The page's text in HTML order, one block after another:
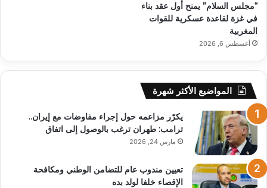
“مجلس السلام” يمنح أول عقد بناء
في غزة لقاعدة عسكرية للقوات
المغربية
أغسطس 6, 2026
المواضيع الأكثر شهرة
يكرّر مزاعمه حول إجراء مفاوضات مع إيران..
ترامب: طهران ترغب بالوصول إلى اتفاق
مارس 24, 2026
تعيين مندوب عام للتضامن الوطني ومكافحة
الإقصاء خلفا لولد بده